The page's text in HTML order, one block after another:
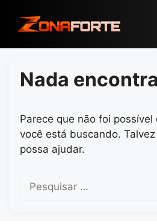
para
conteúdo
Nada
Parece que não foi possível
você está buscando.
possa ajudar.
por: